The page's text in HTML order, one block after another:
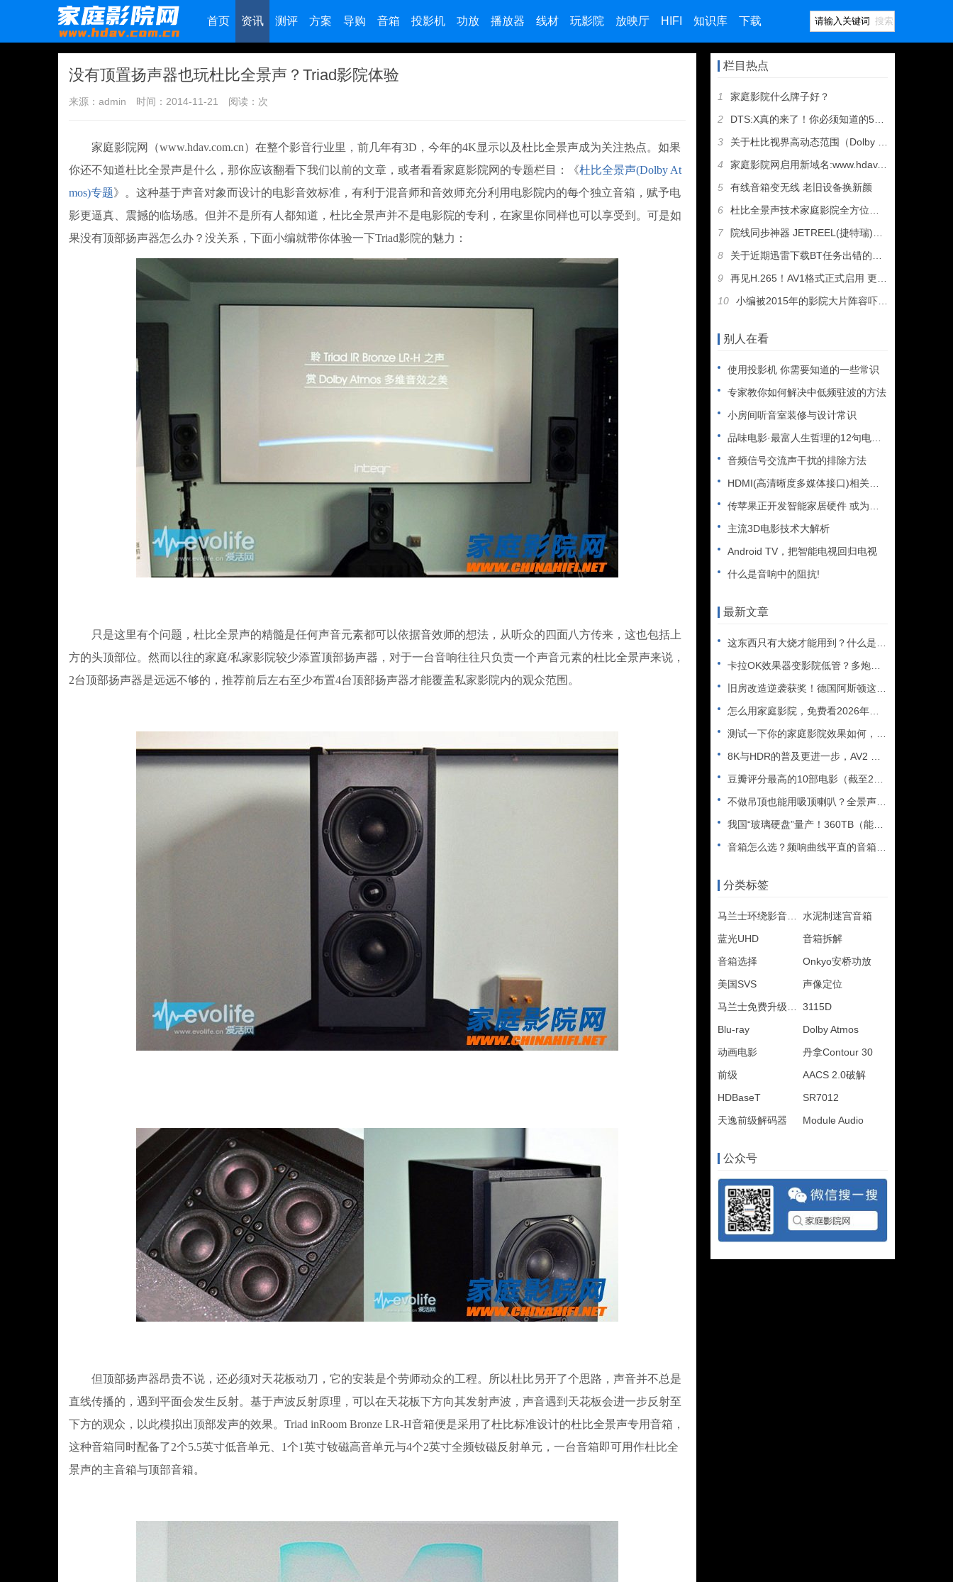
首页 资讯 测评 方案 导购 音箱 投影机 功放 播放器 线材 玩影院 放映厅 HIFI 知识库 下载 搜索
没有顶置扬声器也玩杜比全景声？Triad影院体验
来源：admin 时间：2014-11-21 阅读： 次
家庭影院网（www.hdav.com.cn）在整个影音行业里，前几年有3D，今年的4K显示以及杜比全景声成为关注热点。如果
你还不知道杜比全景声是什么，那你应该翻看下我们以前的文章，或者看看家庭影院网的专题栏目：《杜比全景声(Dolby At
mos)专题》。这种基于声音对象而设计的电影音效标准，有利于混音师和音效师充分利用电影院内的每个独立音箱，赋予电
影更逼真、震撼的临场感。但并不是所有人都知道，杜比全景声并不是电影院的专利，在家里你同样也可以享受到。可是如
果没有顶部扬声器怎么办？没关系，下面小编就带你体验一下Triad影院的魅力：
只是这里有个问题，杜比全景声的精髓是任何声音元素都可以依据音效师的想法，从听众的四面八方传来，这也包括上
方的头顶部位。然而以往的家庭/私家影院较少添置顶部扬声器，对于一台音响往往只负责一个声音元素的杜比全景声来说，
2台顶部扬声器是远远不够的，推荐前后左右至少布置4台顶部扬声器才能覆盖私家影院内的观众范围。
但顶部扬声器昂贵不说，还必须对天花板动刀，它的安装是个劳师动众的工程。所以杜比另开了个思路，声音并不总是
直线传播的，遇到平面会发生反射。基于声波反射原理，可以在天花板下方向其发射声波，声音遇到天花板会进一步反射至
下方的观众，以此模拟出顶部发声的效果。Triad inRoom Bronze LR-H音箱便是采用了杜比标准设计的杜比全景声专用音箱，
这种音箱同时配备了2个5.5英寸低音单元、1个1英寸钕磁高音单元与4个2英寸全频钕磁反射单元，一台音箱即可用作杜比全
景声的主音箱与顶部音箱。
栏目热点
1
家庭影院什么牌子好？
2
DTS:X真的来了！你必须知道的5件事
3
关于杜比视界高动态范围（Dolby Vision HDR）的
4
家庭影院网启用新域名:www.hdav.com.cn
5
有线音箱变无线 老旧设备换新颜
6
杜比全景声技术家庭影院全方位介绍
7
院线同步神器 JETREEL(捷特瑞)超级私人电影院 支持4
8
关于近期迅雷下载BT任务出错的几个解决方法
9
再见H.265！AV1格式正式启用 更清晰更快速
10
小编被2015年的影院大片阵容吓哭了
别人在看
使用投影机 你需要知道的一些常识
专家教你如何解决中低频驻波的方法
小房间听音室装修与设计常识
品味电影·最富人生哲理的12句电影台词
音频信号交流声干扰的排除方法
HDMI(高清晰度多媒体接口)相关知识汇总
传苹果正开发智能家居硬件 或为高级音响系统
主流3D电影技术大解析
Android TV，把智能电视回归电视
什么是音响中的阻抗!
最新文章
这东西只有大烧才能用到？什么是XLR接口？平衡音频信号线、低
卡拉OK效果器变影院低管？多炮玩家省钱了，内附调音软件免费下
旧房改造逆袭获奖！德国阿斯顿这套7.2.4全景声私人影院太惊
怎么用家庭影院，免费看2026年世界杯直播？
测试一下你的家庭影院效果如何，bobo精选测试片1~3合集
8K与HDR的普及更进一步，AV2 视频编解码器发布
豆瓣评分最高的10部电影（截至2025年）
不做吊顶也能用吸顶喇叭？全景声天空声道安装教程
我国“玻璃硬盘”量产！360TB（能装2.5万部电影），10
音箱怎么选？频响曲线平直的音箱一定好听吗？
分类标签
水泥制迷宫音箱
蓝光UHD
音箱拆解
音箱选择
Onkyo安桥功放
美国SVS
声像定位
3115D
Blu-ray
Dolby Atmos
动画电影
丹拿Contour 30
前级
AACS 2.0破解
HDBaseT
SR7012
天逸前级解码器
Module Audio
公众号